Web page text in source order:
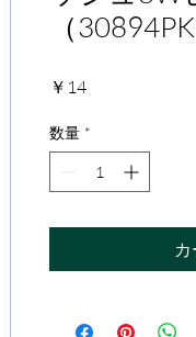
（30894PK
￥14価
数量 *